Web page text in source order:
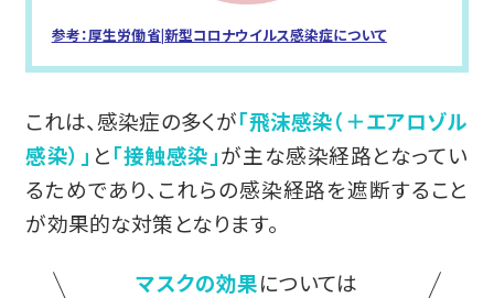
参考：厚生労働省|新型コロナウイルス感染症について
これは、感染症の多くが「飛沫感染（＋エアロゾル
感染）」 と「接触感染」が主な感染経路となってい
るためであり、これらの感染経路を遮断すること
が効果的な対策となります。
マスクの効果については